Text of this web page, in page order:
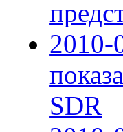
2010-
SDR